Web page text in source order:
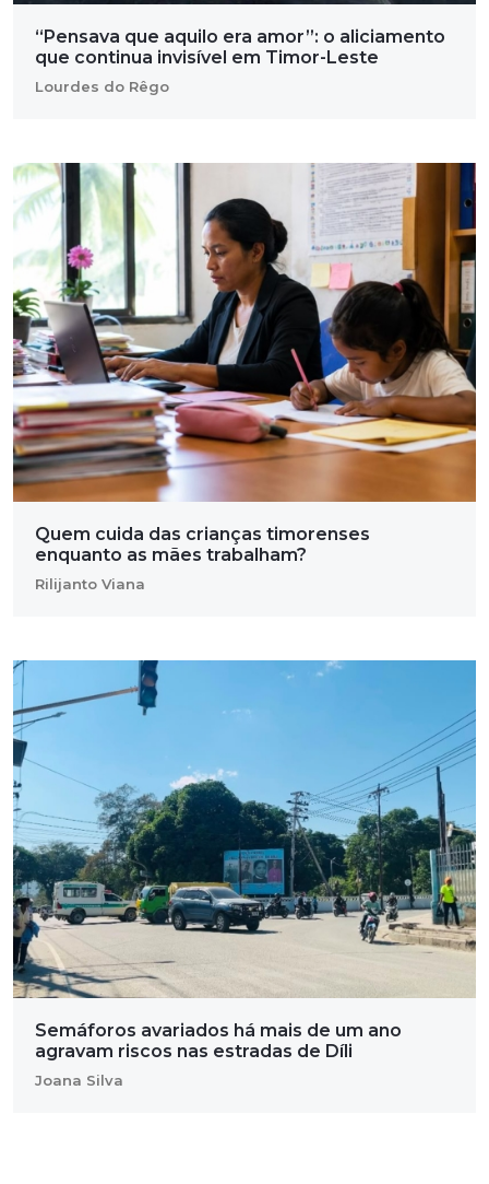
“Pensava que aquilo era amor”: o aliciamento
que continua invisível em Timor-Leste
Lourdes do Rêgo
Quem cuida das crianças timorenses
enquanto as mães trabalham?
Rilijanto Viana
Semáforos avariados há mais de um ano
agravam riscos nas estradas de Díli
Joana Silva